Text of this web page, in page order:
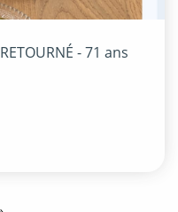
RETOURNÉ - 71 ans